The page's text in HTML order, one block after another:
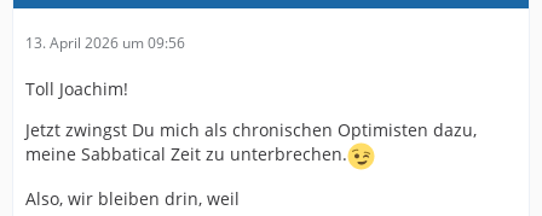
13. April 2026 um 09:56
Toll Joachim!
Jetzt zwingst Du mich als chronischen Optimisten dazu,
meine Sabbatical Zeit zu unterbrechen.
Also, wir bleiben drin, weil